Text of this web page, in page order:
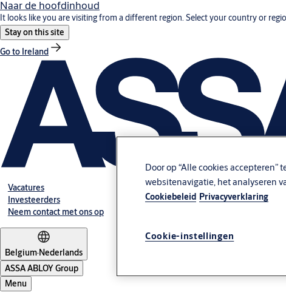
Naar de hoofdinhoud
It looks like you are visiting from a different region. Select your country or
Stay on this site
Go to Ireland
Vacatures
Investeerders
Neem contact met ons op
Belgium·Nederlands
ASSA ABLOY Group
Menu
Door op “Alle cookies
websitenavigatie, het analyseren
Cookiebeleid Privacyverklaring
Cookie-instellingen